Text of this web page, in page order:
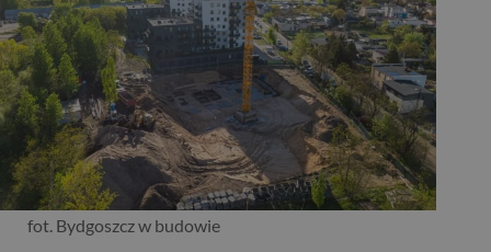
fot. Bydgoszcz w budowie